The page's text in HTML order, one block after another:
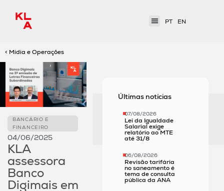
PT EN
< Mídia e Operações
BANCÁRIO E
FINANCEIRO
04/06/2025
KLA
assessora
Banco
Digimais em
Últimas notícias
07/08/2026
Lei da Igualdade
Salarial exige
relatório ao MTE
até 31/8
06/08/2026
Revisão tarifária
no saneamento é
tema de consulta
pública da ANA